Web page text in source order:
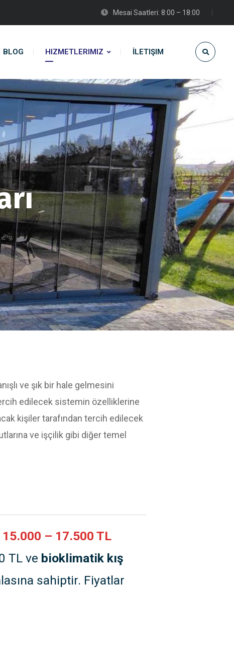
Mesai Saatleri: 8:00 – 18:00
BLOG HIZMETLERIMIZ İLETIŞIM
ve şık bir hale gelmesini
edilecek sistemin özelliklerine
kişiler tarafından tercih edilecek
ve işçilik gibi diğer temel
15.000 – 17.500 TL
TL ve bioklimatik kış
sahiptir. Fiyatlar